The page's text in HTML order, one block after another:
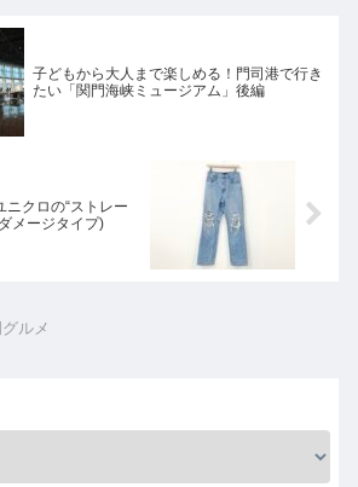
子どもから大人まで楽しめる！門司港で行き
たい「関門海峡ミュージアム」後編
ニクロの“ストレー
メージタイプ)
ルメ